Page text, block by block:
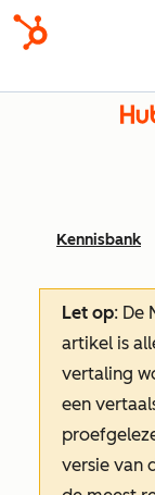
Kennisbank
Let op: De
artikel is
vertaling
een
versie van